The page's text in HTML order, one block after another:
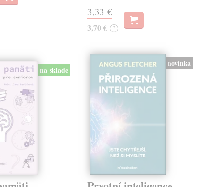
3,33 €
3,70 € ?
na sklade
novinka